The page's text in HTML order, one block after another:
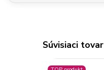
Súvisiaci tovar